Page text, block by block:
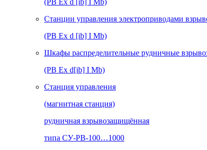
(РВ Ex d [ib] I Mb)
Станции управления электроприводами
(РВ Ex d [ib] I Mb)
Шкафы распределительные рудничные
(РВ Ex d[ib] I Mb)
Станция управления
(магнитная станция)
рудничная взрывозащищённая
типа СУ-РВ-100…1000